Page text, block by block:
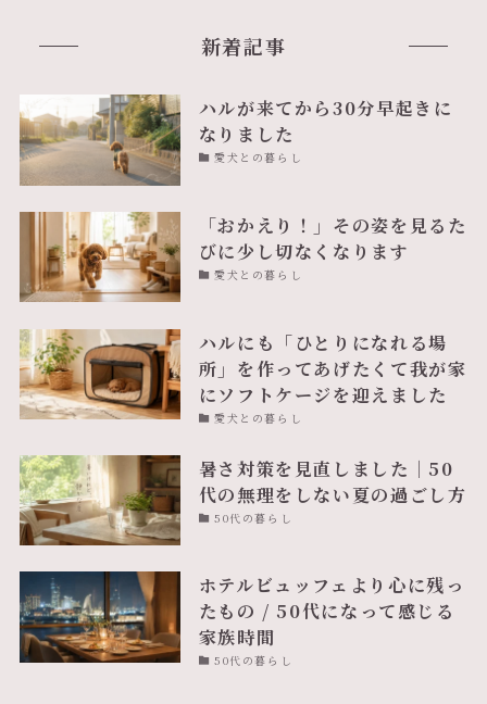
新着記事
ハルが来てから30分早起きに
なりました
愛犬との暮らし
「おかえり！」その姿を見るた
びに少し切なくなります
愛犬との暮らし
ハルにも「ひとりになれる場
所」を作ってあげたくて我が家
にソフトケージを迎えました
愛犬との暮らし
暑さ対策を見直しました｜50
代の無理をしない夏の過ごし方
50代の暮らし
ホテルビュッフェより心に残っ
たもの / 50代になって感じる
家族時間
50代の暮らし